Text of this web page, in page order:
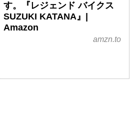
す。『レジェンド バイクス
SUZUKI KATANA』|
Amazon
amzn.to